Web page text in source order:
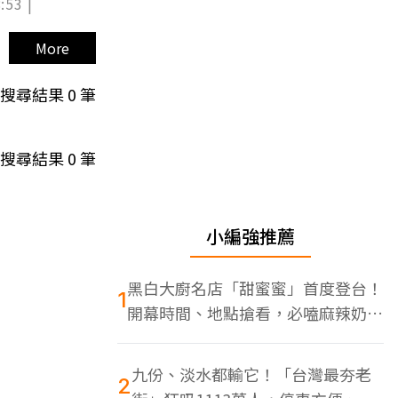
More
搜尋結果0筆
搜尋結果0筆
小編強推薦
1黑白大廚名店「甜蜜蜜」首度登台！
開幕時間、地點搶看，必嗑麻辣奶油
蝦
2九份、淡水都輸它！「台灣最夯老